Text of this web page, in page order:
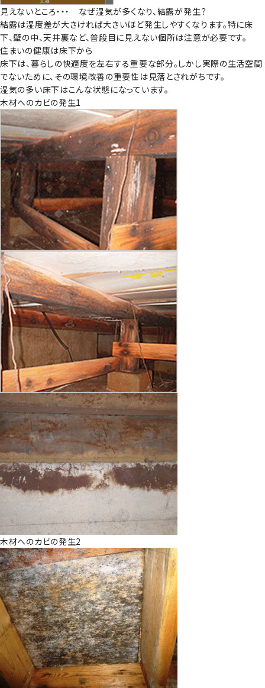
見えないところ・・・ なぜ湿気が多くなり、結露が発生？
結露は湿度差が大きければ大きいほど発生しやすくなります。特に床
下、壁の中、天井裏など、普段目に見えない個所は注意が必要です。
住まいの健康は床下から
床下は、暮らしの快適度を左右する重要な部分。しかし実際の生活空間
でないために、その環境改善の重要性は見落とされがちです。
湿気の多い床下はこんな状態になっています。
木材へのカビの発生1
木材へのカビの発生2